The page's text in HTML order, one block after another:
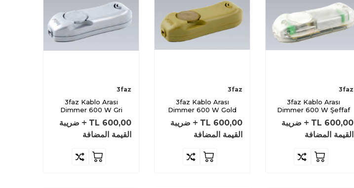
3faz
3faz Kablo Arası
Dimmer 600 W Şeffaf
600,00
ضريبة
القيمة المضافة
3faz
3faz Kablo Arası
Dimmer 600 W Gold
600,00
ضريبة
القيمة المضافة
3faz
3faz Kablo Arası
Dimmer 600 W Gri
600,00
ضريبة
القيمة المضافة